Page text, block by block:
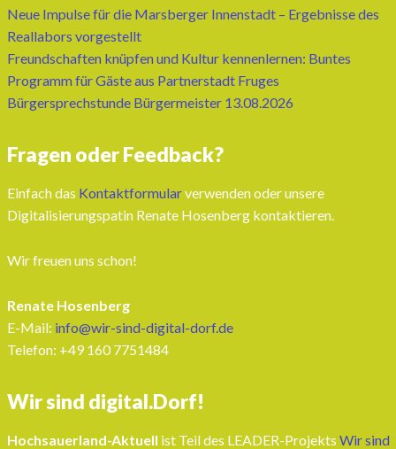
Neue Impulse für die Marsberger Innenstadt – Ergebnisse des
Reallabors vorgestellt
Freundschaften knüpfen und Kultur kennenlernen: Buntes
Programm für Gäste aus Partnerstadt Fruges
Bürgersprechstunde Bürgermeister 13.08.2026
Fragen oder Feedback?
Einfach das Kontaktformularverwenden oder unsere
Digitalisierungspatin Renate Hosenberg kontaktieren.
Wir freuen uns schon!
Renate Hosenberg
E-Mail: info@wir-sind-digital-dorf.de
Telefon: ‭+49 160 7751484‬
Wir sind digital.Dorf!
Hochsauerland-Aktuell ist Teil des LEADER-Projekts Wir sind